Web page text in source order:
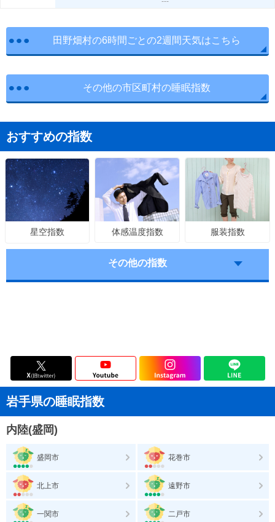
田野畑村の6時間ごとの2週間天気はこちら
その他の市区町村の睡眠指数
おすすめの指数
星空指数 体感温度指数 服装指数
その他の指数
岩手県の睡眠指数
内陸(盛岡)
盛岡市 花巻市
北上市 遠野市
一関市 二戸市